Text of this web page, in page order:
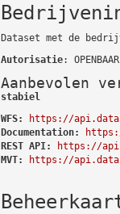
Dataset met de
Autorisatie: OPENBAAR
Aanbevolen
stabiel
WFS:
https://
Documentation:
REST API:
https://
MVT:
https://